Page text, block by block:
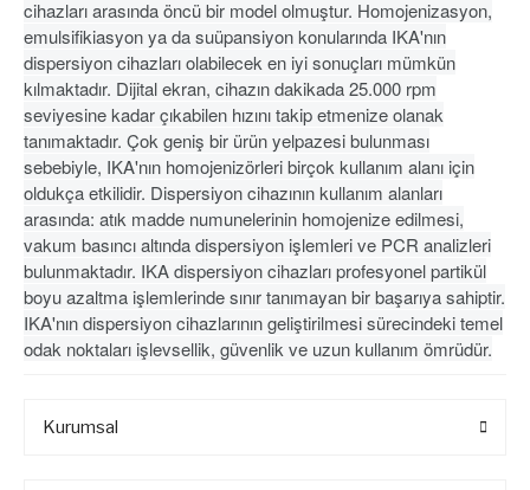
cihazları arasında öncü bir model olmuştur. Homojenizasyon,
emulsifikiasyon ya da suüpansiyon konularında IKA'nın
dispersiyon cihazları olabilecek en iyi sonuçları mümkün
kılmaktadır. Dijital ekran, cihazın dakikada 25.000 rpm
seviyesine kadar çıkabilen hızını takip etmenize olanak
tanımaktadır. Çok geniş bir ürün yelpazesi bulunması
sebebiyle, IKA'nın homojenizörleri birçok kullanım alanı için
oldukça etkilidir. Dispersiyon cihazının kullanım alanları
arasında: atık madde numunelerinin homojenize edilmesi,
vakum basıncı altında dispersiyon işlemleri ve PCR analizleri
bulunmaktadır. IKA dispersiyon cihazları profesyonel partikül
boyu azaltma işlemlerinde sınır tanımayan bir başarıya sahiptir.
IKA'nın dispersiyon cihazlarının geliştirilmesi sürecindeki temel
odak noktaları işlevsellik, güvenlik ve uzun kullanım ömrüdür.
Kurumsal